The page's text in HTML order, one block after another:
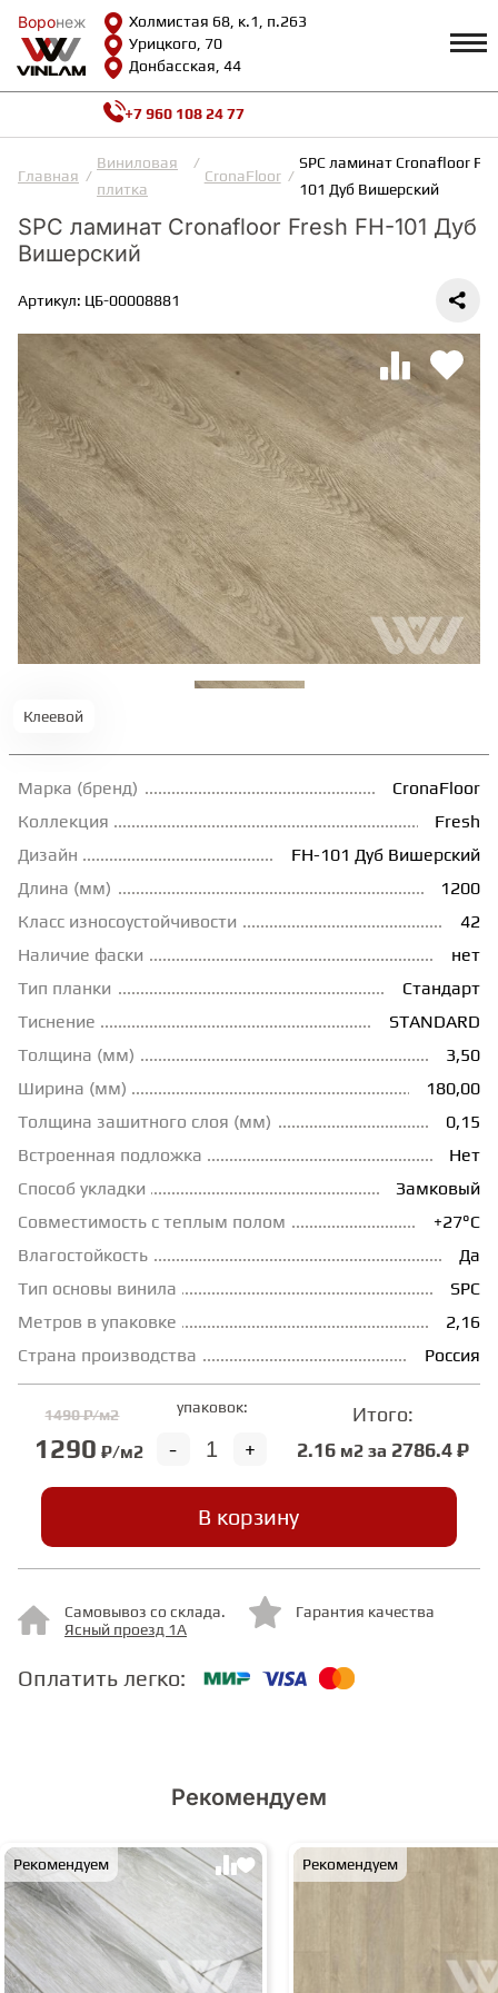
Воронеж
Холмистая 68, к.1, п.263
Урицкого, 70
Донбасская, 44
Воронеж
КАТАЛОГ Профиль
Возврат и гарантии
Сотрудничество
Видеообзоры
Как выбрать
Калькулятор
Контакты
ВИНИЛОВАЯ ПЛИТКА
ЛАМИНАТ
ИНЖЕНЕРНАЯ ДОСКА
ПАРКЕТНАЯ ДОСКА
ТЕРРАСНАЯ ДОСКА
КОВРОВАЯ ПЛИТКА
МОДУЛЬНЫЕ ПВХ
КЛЕЙ
НАЛИВНОЙ ПОЛ
ТЕПЛЫЙ ПОЛ
ТЕРМОПАРКЕТ
ЭКОМАССИВ
МАССИВНАЯ ДОСКА
ИСКУССТВЕННАЯ ТРАВА
СТУПЕНИ
ФАНЕРА
МИНЕРАЛЬНО-КАМЕННЫЙ
+7 960 108 24 77
Главная
Виниловая
плитка
CronaFloor
SPC ламинат Cronafloor
101 Дуб Вишерский
SPC ламинат Cronafloor Fresh FH-101 Дуб
Вишерский
Артикул: ЦБ-00008881
Клеевой
Марка (бренд)
CronaFloor
Коллекция
Fresh
Дизайн
FH-101 Дуб Вишерский
Длина (мм)
1200
Класс износоустойчивости
42
Наличие фаски
нет
Тип планки
Стандарт
Тиснение
STANDARD
Толщина (мм)
3,50
Ширина (мм)
180,00
Толщина зашитного слоя (мм)
0,15
Встроенная подложка
Нет
Способ укладки
Замковый
Совместимость с теплым полом
+27°С
Влагостойкость
Да
Тип основы винила
SPC
Метров в упаковке
2,16
Страна производства
Россия
1490 ₽/м2
1290 ₽/м2
упаковок:
+
-
Итого:
2.16м2 за 2786.4 ₽
В корзину
Самовывоз со склада.
Ясный проезд 1А
Гарантия качества
Оплатить легко:
Рекомендуем
Рекомендуем Рекомендуем